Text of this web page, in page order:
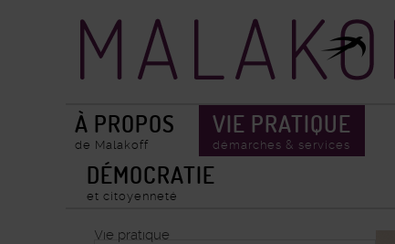
Malakoff
À PROPOS
de Malakoff
VIE PRATIQUE
démarches & services
DÉMOCRATIE
et citoyenneté
Vie pratique